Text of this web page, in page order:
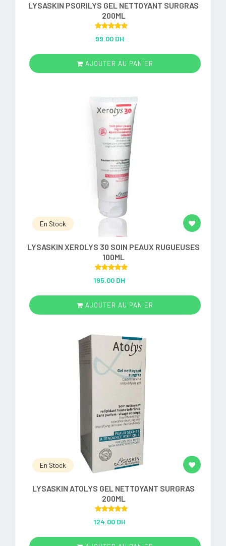
LYSASKIN PSORILYS GEL NETTOYANT SURGRAS
200ML
out of 5
99.00 DH
AJOUTER AU PANIER
En Stock
LYSASKIN XEROLYS 30 SOIN PEAUX RUGUEUSES
100ML
out of 5
195.00 DH
AJOUTER AU PANIER
En Stock
LYSASKIN ATOLYS GEL NETTOYANT SURGRAS
200ML
out of 5
124.00 DH